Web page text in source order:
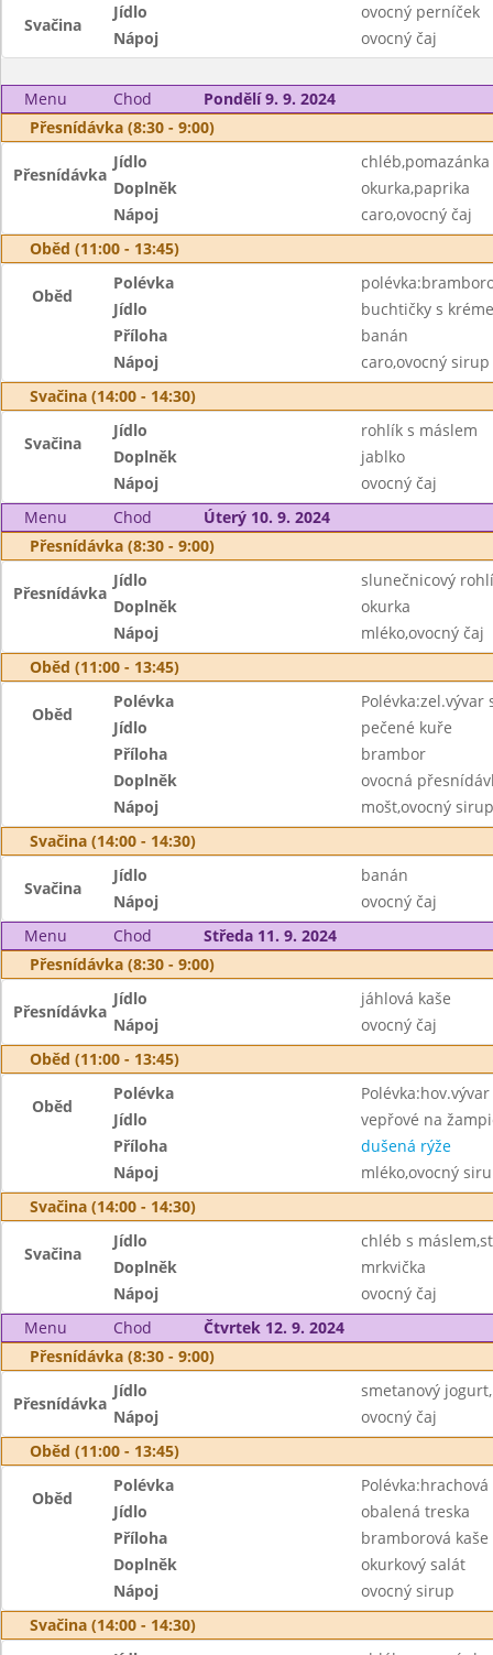
Svačina
Jídlo
ovocný perníček
Nápoj
ovocný čaj
Menu Chod
Pondělí 9. 9. 2024
Přesnídávka (8:30 - 9:00)
Přesnídávka
Jídlo
chléb,pomazánka
Doplněk
okurka,paprika
Nápoj
caro,ovocný čaj
Oběd (11:00 - 13:45)
Oběd
Polévka
Jídlo
buchtičky s
Příloha
banán
Nápoj
caro,ovocný sirup
Svačina (14:00 - 14:30)
Svačina
Jídlo
rohlík s máslem
Doplněk
jablko
Nápoj
ovocný čaj
Menu
Chod
Úterý 10. 9. 2024
Přesnídávka (8:30 - 9:00)
Přesnídávka
Jídlo
slunečnicový
Doplněk
okurka
Nápoj
mléko,ovocný čaj
Oběd (11:00 - 13:45)
Oběd
Polévka
Jídlo
pečené kuře
Příloha
brambor
Doplněk
ovocná
Nápoj
mošt,ovocný sirup
Svačina (14:00 - 14:30)
Svačina
Jídlo
banán
Nápoj
ovocný čaj
Menu
Chod
Středa 11. 9. 2024
Přesnídávka (8:30 - 9:00)
Přesnídávka
Jídlo
jáhlová kaše
Nápoj
ovocný čaj
Oběd (11:00 - 13:45)
Oběd
Polévka
Jídlo
vepřové na
Příloha
dušená rýže
Nápoj
mléko,ovocný
Svačina (14:00 - 14:30)
Svačina
Jídlo
chléb s
Doplněk
mrkvička
Nápoj
ovocný čaj
Menu
Chod
Čtvrtek 12. 9. 2024
Přesnídávka (8:30 - 9:00)
Přesnídávka
Jídlo
smetanový
Nápoj
ovocný čaj
Oběd (11:00 - 13:45)
Oběd
Polévka
Jídlo
obalená treska
Příloha
bramborová
Doplněk
okurkový salát
Nápoj
ovocný sirup
Svačina (14:00 - 14:30)